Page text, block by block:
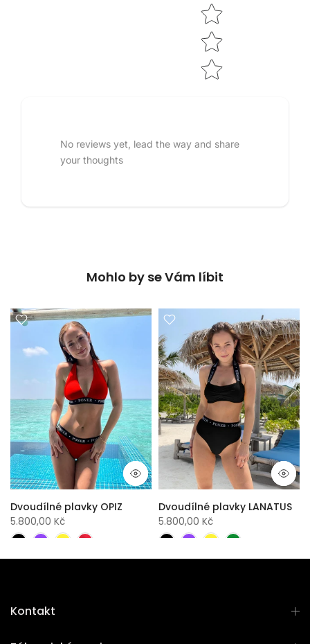
No reviews yet, lead the way and share
your thoughts
Mohlo by se Vám líbit
Dvoudílné plavky OPIZ
5.800,00 Kč
Dvoudílné plavky LANATUS
5.800,00 Kč
Kontakt